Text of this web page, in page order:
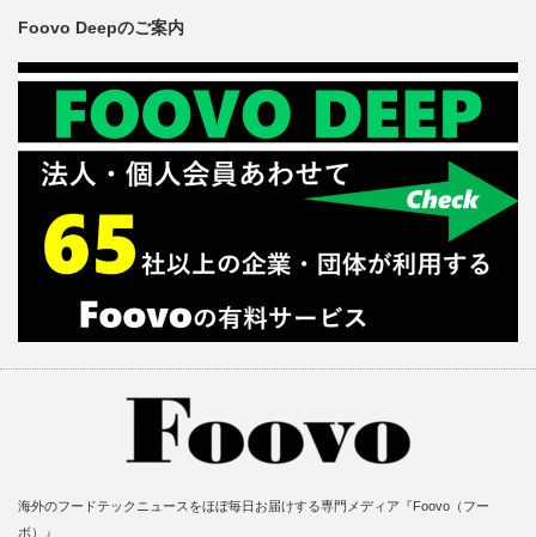
Foovo Deepのご案内
海外のフードテックニュースをほぼ毎日お届けする専門メディア『Foovo（フー
ボ）』